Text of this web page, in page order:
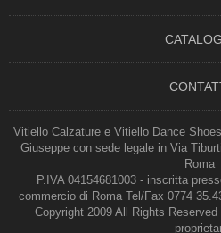
Vitiello Calzature e Vitiello Dance
Giuseppe con sede legale in Via
Roma
P.IVA 04154681003 - inscritta
commercio di Roma Tel/Fax 0774
Copyright 2009 All Rights